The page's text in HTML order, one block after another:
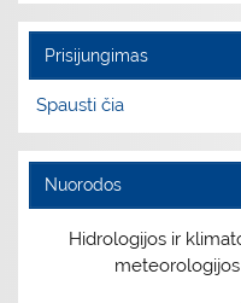
Prisijungimas
Spausti čia
Nuorodos
Hidrologijos ir
meteorologijos